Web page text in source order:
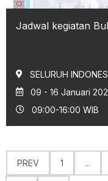
Jadwal kegiatan
SELURUH
09 - 16 Januari
09:00-16:00 WIB
PREV 1 ...